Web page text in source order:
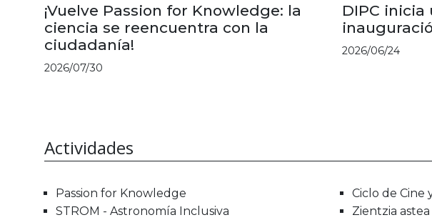
¡Vuelve Passion for Knowledge: la
ciencia se reencuentra con la
ciudadanía!
2026/07/30
DIPC inicia
2026/06/24
Actividades
Passion for Knowledge
STROM - Astronomía Inclusiva
Ciclo de Cine
Zientzia astea